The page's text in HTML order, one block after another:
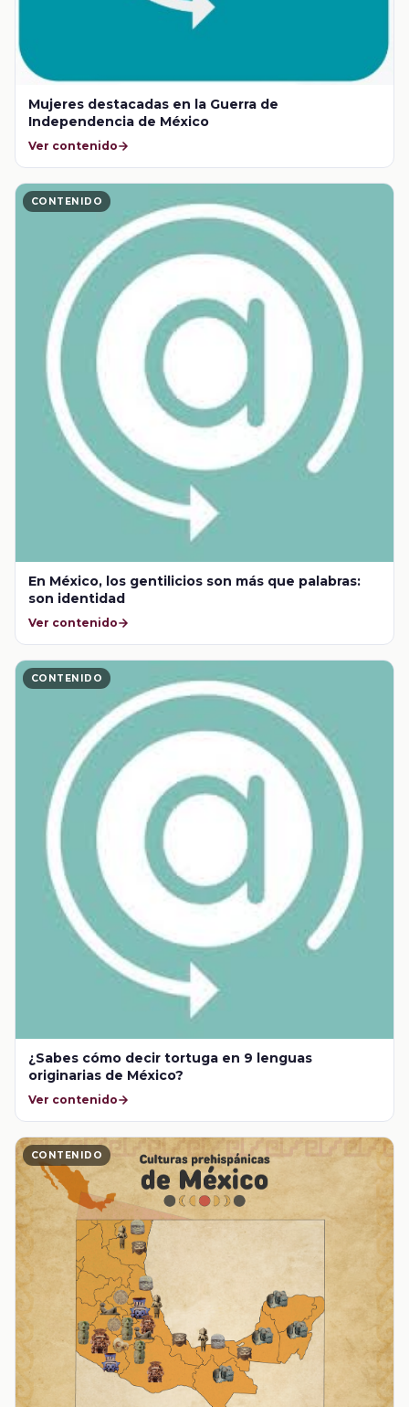
Mujeres destacadas en la Guerra de
Independencia de México
Ver contenido
CONTENIDO
En México, los gentilicios son más que palabras:
son identidad
Ver contenido
CONTENIDO
¿Sabes cómo decir tortuga en 9 lenguas
originarias de México?
Ver contenido
CONTENIDO